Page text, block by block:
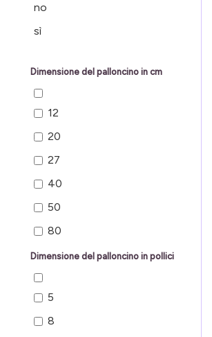
no
sì
Dimensione del palloncino in cm
12
20
27
40
50
80
98
Dimensione del palloncino in pollici
5
8